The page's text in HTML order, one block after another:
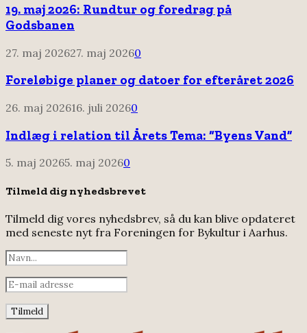
19. maj 2026: Rundtur og foredrag på
Godsbanen
27. maj 202627. maj 20260
Foreløbige planer og datoer for efteråret 2026
26. maj 202616. juli 20260
Indlæg i relation til Årets Tema: “Byens Vand”
5. maj 20265. maj 20260
Tilmeld dig nyhedsbrevet
Tilmeld dig vores nyhedsbrev, så du kan blive opdateret
med seneste nyt fra Foreningen for Bykultur i Aarhus.